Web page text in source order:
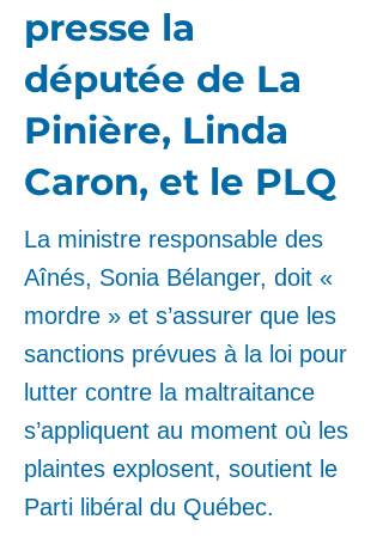
presse la
députée de La
Pinière, Linda
Caron, et le PLQ
La ministre responsable des
Aînés, Sonia Bélanger, doit «
mordre » et s’assurer que les
sanctions prévues à la loi pour
lutter contre la maltraitance
s’appliquent au moment où les
plaintes explosent, soutient le
Parti libéral du Québec.